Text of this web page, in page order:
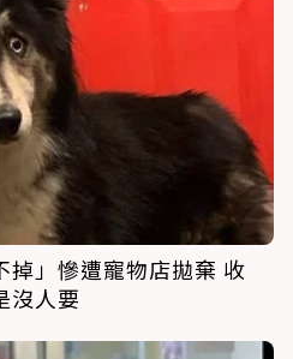
掉」慘遭寵物店拋棄 收
沒人要